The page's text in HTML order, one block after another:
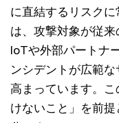
に直結するリスク
は、攻撃対象が従
IoTや外部パートナ
ンシデントが広範
高まっています。
けないこと」を前